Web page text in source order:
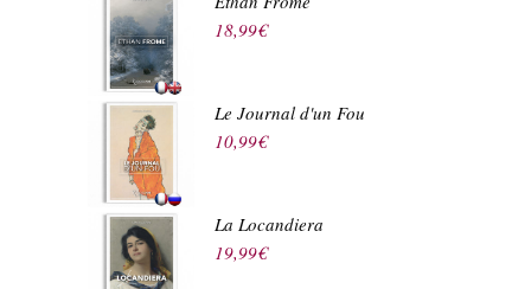
18,99€
Le Journal d'un Fou
10,99€
La Locandiera
19,99€